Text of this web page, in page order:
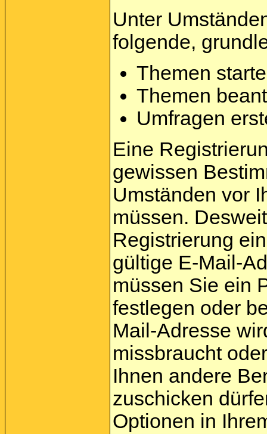
Unter
folgende,
Themen
Themen
Umfragen
Eine
gewissen
Umständen vor
müssen.
Registrierung
gültige E-Mail-
müssen Sie ein
festlegen oder
Mail-Adresse
missbraucht
Ihnen andere
zuschicken
Optionen in